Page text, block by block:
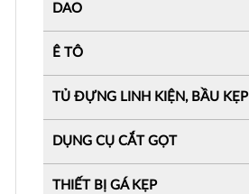
DAO
Ê TÔ
TỦ ĐỰNG LINH KIỆN, BẦU KẸP
DỤNG CỤ CẮT GỌT
THIẾT BỊ GÁ KẸP